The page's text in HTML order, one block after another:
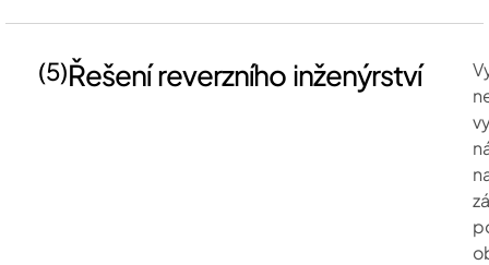
(5)Řešení reverzního inženýrství